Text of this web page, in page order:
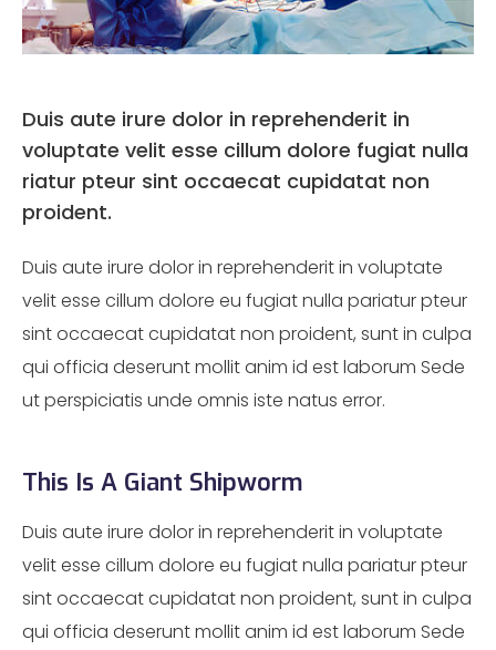
Duis aute irure dolor in reprehenderit in
voluptate velit esse cillum dolore fugiat nulla
riatur pteur sint occaecat cupidatat non
proident.
Duis aute irure dolor in reprehenderit in voluptate
velit esse cillum dolore eu fugiat nulla pariatur pteur
sint occaecat cupidatat non proident, sunt in culpa
qui officia deserunt mollit anim id est laborum Sede
ut perspiciatis unde omnis iste natus error.
This Is A Giant Shipworm
Duis aute irure dolor in reprehenderit in voluptate
velit esse cillum dolore eu fugiat nulla pariatur pteur
sint occaecat cupidatat non proident, sunt in culpa
qui officia deserunt mollit anim id est laborum Sede